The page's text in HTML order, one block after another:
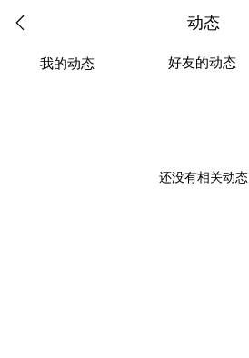
动态
我的动态 好友的动态
还没有相关动态